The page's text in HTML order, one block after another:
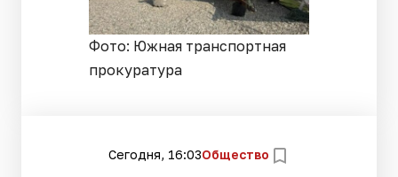
Фото: Южная транспортная
прокуратура
Сегодня, 16:03Общество